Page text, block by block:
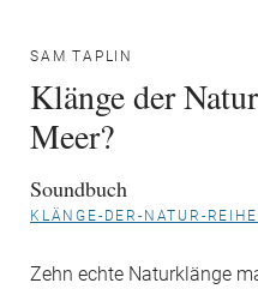
SAM TAPLIN
Klänge der
Meer?
Soundbuch
KLÄNGE-DER-NATUR-
Zehn echte Naturklänge